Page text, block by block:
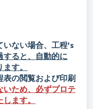
いない場合、工程's
すると、自動的に
す。
表の閲覧および印刷
いため、必ずプロテ
ます。